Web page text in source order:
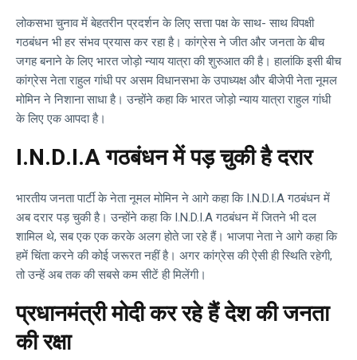
लोकसभा चुनाव में बेहतरीन प्रदर्शन के लिए सत्ता पक्ष के साथ- साथ विपक्षी
गठबंधन भी हर संभव प्रयास कर रहा है। कांग्रेस ने जीत और जनता के बीच
जगह बनाने के लिए भारत जोड़ो न्याय यात्रा की शुरुआत की है। हालांकि इसी बीच
कांग्रेस नेता राहुल गांधी पर असम विधानसभा के उपाध्यक्ष और बीजेपी नेता नूमल
मोमिन ने निशाना साधा है। उन्होंने कहा कि भारत जोड़ो न्याय यात्रा राहुल गांधी
के लिए एक आपदा है।
I.N.D.I.A गठबंधन में पड़ चुकी है दरार
भारतीय जनता पार्टी के नेता नूमल मोमिन ने आगे कहा कि I.N.D.I.A गठबंधन में
अब दरार पड़ चुकी है। उन्होंने कहा कि I.N.D.I.A गठबंधन में जितने भी दल
शामिल थे, सब एक एक करके अलग होते जा रहे हैं। भाजपा नेता ने आगे कहा कि
हमें चिंता करने की कोई जरूरत नहीं है। अगर कांग्रेस की ऐसी ही स्थिति रहेगी,
तो उन्हें अब तक की सबसे कम सीटें ही मिलेंगी।
प्रधानमंत्री मोदी कर रहे हैं देश की जनता
की रक्षा